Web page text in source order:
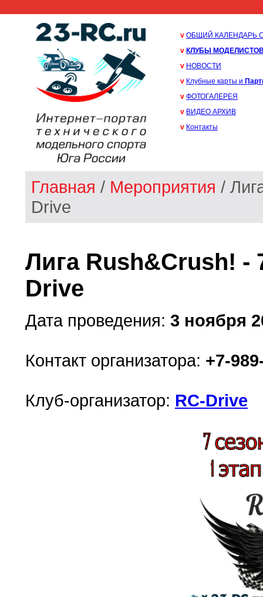
v ОБЩИЙ КАЛЕНДАРЬ
v КЛУБЫ
v НОВОСТИ
v Клубные карты и
v ФОТОГАЛЕРЕЯ
v ВИДЕО АРХИВ
v Контакты
Главная / Мероприятия /
Drive
Лига Rush&Crush! -
Drive
Дата проведения: 3 ноября
Контакт организатора: +7-
Клуб-организатор: RC-Drive